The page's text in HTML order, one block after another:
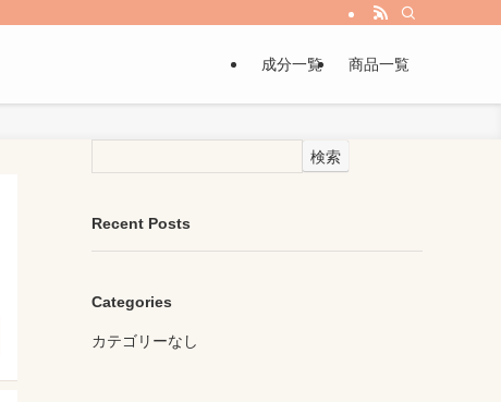
成分一覧 商品一覧
検索
Recent Posts
Categories
カテゴリーなし